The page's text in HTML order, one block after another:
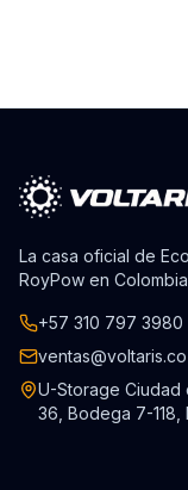
La casa oficial de
RoyPow en
+57 310 797 3980
ventas@voltaris.co
U-Storage Ciudad
36, Bodega 7-118,